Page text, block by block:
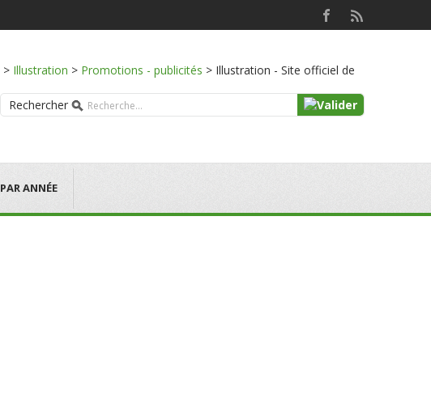
> Illustration > Promotions - publicités > Illustration - Site officiel de
Rechercher
PAR ANNÉE